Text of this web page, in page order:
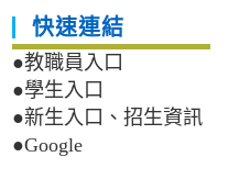
快速連結
●教職員入口
●學生入口
●新生入口、招生資訊
●Google